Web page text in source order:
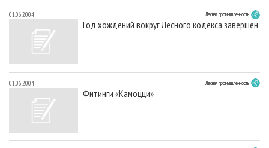
01.06.2004 Лесная промышленность
Год хождений вокруг Лесного кодекса завершен
01.06.2004 Лесная промышленность
Фитинги «Камоцци»